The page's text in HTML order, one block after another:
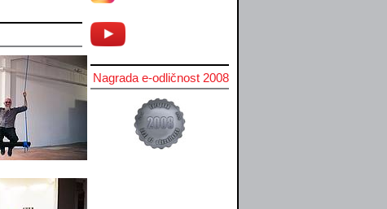
Nagrada e-odličnost 2008